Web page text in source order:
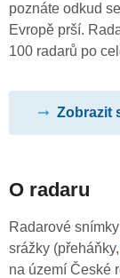
poznáte odkud
Evropě prší.
100 radarů po
Zobrazit
O radaru
Radarové
srážky (přeháňky,
na území České